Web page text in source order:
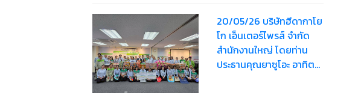
80,000 บาท
20/05/26 บริษัทฮีดากาโย
โก เอ็นเตอร์ไพรส์ จำกัด
สำนักงานใหญ่ โดยท่าน
ประธานคุณยาซูโอะ อาทิตย์